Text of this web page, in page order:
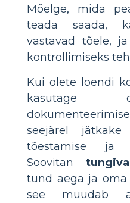
Mõelge, mida
teada saada,
vastavad tõele,
kontrollimiseks
Kui olete loendi
kasutage
seejärel
tõestamise ja
Soovitan
tund aega ja
see muudab